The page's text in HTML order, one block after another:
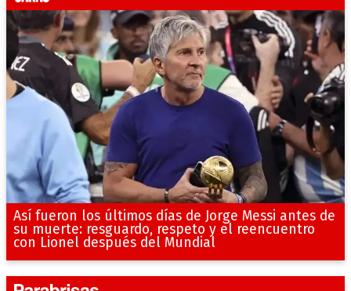
Así fueron los últimos días de Jorge Messi antes de
su muerte: resguardo, respeto y el reencuentro
con Lionel después del Mundial